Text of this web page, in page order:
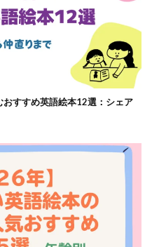
すすめ英語絵本12選：シェア